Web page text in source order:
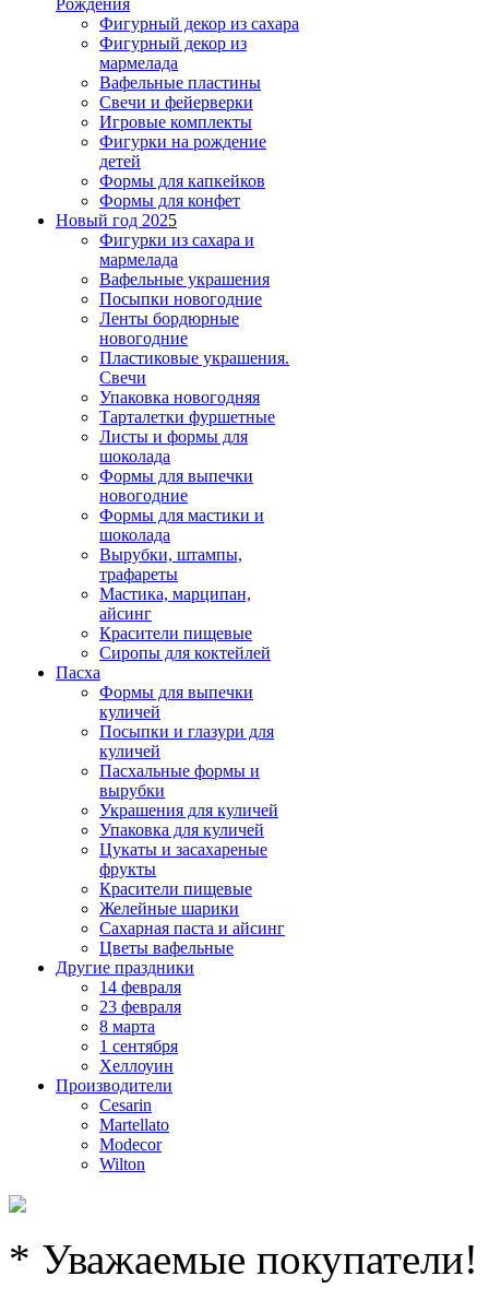
Фигурный декор из сахара
Фигурный декор из
мармелада
Вафельные пластины
Свечи и фейерверки
Игровые комплекты
Фигурки на рождение
детей
Формы для капкейков
Формы для конфет
Новый год 2025
Фигурки из сахара и
мармелада
Вафельные украшения
Посыпки новогодние
Ленты бордюрные
новогодние
Пластиковые украшения.
Свечи
Упаковка новогодняя
Тарталетки фуршетные
Листы и формы для
шоколада
Формы для выпечки
новогодние
Формы для мастики и
шоколада
Вырубки, штампы,
трафареты
Мастика, марципан,
айсинг
Красители пищевые
Сиропы для коктейлей
Пасха
Формы для выпечки
куличей
Посыпки и глазури для
куличей
Пасхальные формы и
вырубки
Украшения для куличей
Упаковка для куличей
Цукаты и засахареные
фрукты
Красители пищевые
Желейные шарики
Сахарная паста и айсинг
Цветы вафельные
Другие праздники
14 февраля
23 февраля
8 марта
1 сентября
Хеллоуин
Производители
Cesarin
Martellato
Modecor
Wilton
* Уважаемые покупатели!